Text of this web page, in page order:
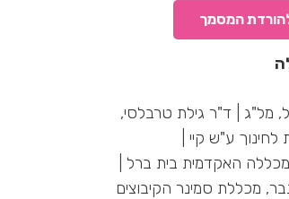
המסמך
מל"ג | ד"ר גילת טרבלסי,
ע"ש קיי |
האקדמית בית ברל |
מכללת סמינר הקיבוצים